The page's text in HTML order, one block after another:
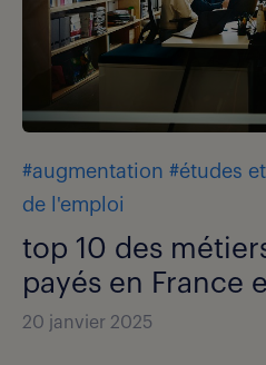
#augmentation #études
de l'emploi
top 10 des
payés en France
20 janvier 2025